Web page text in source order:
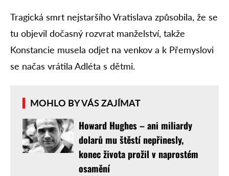
Tragická smrt nejstaršího Vratislava způsobila, že se
tu objevil dočasný rozvrat manželství, takže
Konstancie musela odjet na venkov a k Přemyslovi
se načas vrátila Adléta s dětmi.
MOHLO BY VÁS ZAJÍMAT
Howard Hughes – ani miliardy
dolarů mu štěstí nepřinesly,
konec života prožil v naprostém
osamění